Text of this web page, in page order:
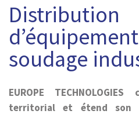
Distribution
soudage
EUROPE
territorial et étend son